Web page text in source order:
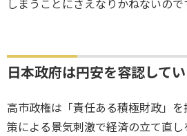
しまうことにさえなりかねないので
日本政府は円安を容認してい
高市政権は「責任ある積極財政」
策による景気刺激で経済の立て直